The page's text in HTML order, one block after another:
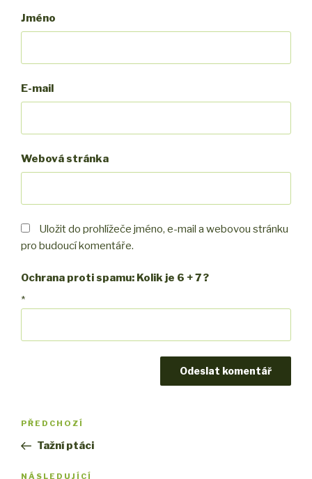
Jméno
E-mail
Webová stránka
Uložit do prohlížeče jméno, e-mail a webovou stránku
pro budoucí komentáře.
Ochrana proti spamu: Kolik je 6 + 7 ?
*
Navigace
příspěvek
Předchozí
příspěvek
PŘEDCHOZÍ
Tažní ptáci
NÁSLEDUJÍCÍ